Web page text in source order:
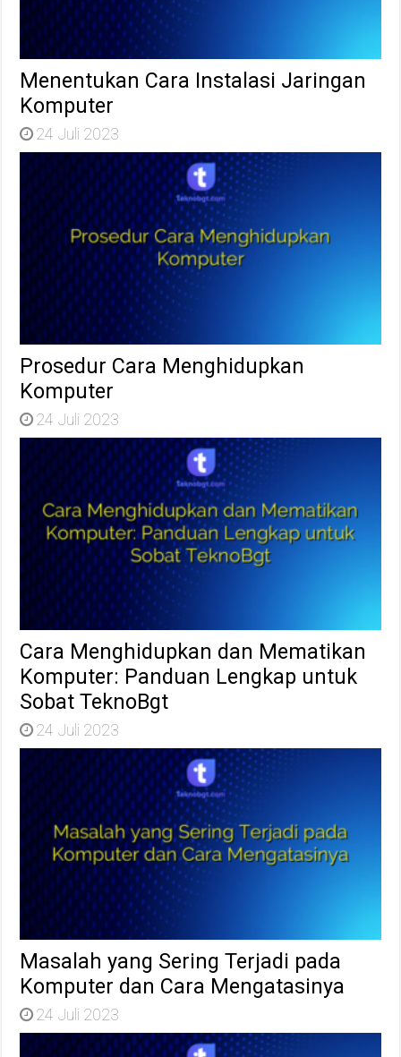
Menentukan Cara Instalasi Jaringan
Komputer
24 Juli 2023
Prosedur Cara Menghidupkan
Komputer
24 Juli 2023
Cara Menghidupkan dan Mematikan
Komputer: Panduan Lengkap untuk
Sobat TeknoBgt
24 Juli 2023
Masalah yang Sering Terjadi pada
Komputer dan Cara Mengatasinya
24 Juli 2023